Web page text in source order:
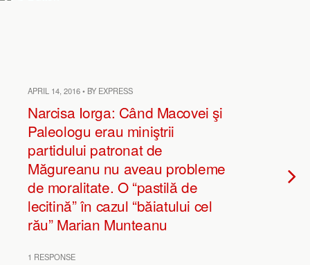
APRIL 14, 2016 • BY EXPRESS
Narcisa Iorga: Când Macovei şi
Paleologu erau miniştrii
partidului patronat de
Măgureanu nu aveau probleme
de moralitate. O “pastilă de
lecitină” în cazul “băiatului cel
rău” Marian Munteanu
1 RESPONSE